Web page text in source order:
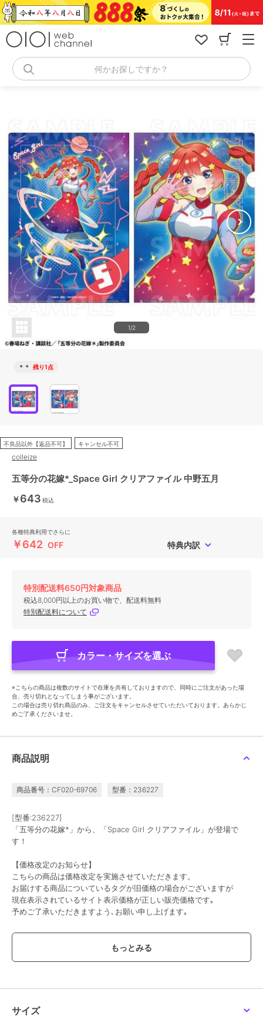
コ
ン
何かお探しですか？
1/2
＊＊ 残り1点
不良品以外【返品不可】 キャンセル不可
colleize
五等分の花嫁*_Space Girl クリアファイル 中野五月
￥643 税込
各種特典利用でさらに
￥642 OFF 特典内訳
特別配送料650円対象商品
税込8,000円以上のお買い物で、配送料無料
特別配送料について
カラー・サイズを選ぶ
※こちらの商品は複数のサイトで在庫を共有しておりますので、同時にご注文があった場
合、売り切れとなってしまう事がございます。
この場合は売り切れ商品のみ、ご注文をキャンセルさせていただいております。あらかじ
めご了承くださいませ。
商品説明
商品番号：CF020-69706 型番：236227
[型番:236227]
「五等分の花嫁*」から、「Space Girl クリアファイル」が登場で
す！
【価格改定のお知らせ】
こちらの商品は価格改定を実施させていただきます。
お届けする商品についているタグが旧価格の場合がございますが
現在表示されているサイト表示価格が正しい販売価格です｡
予めご了承いただきますよう､お願い申し上げます｡
ショップ コレイズ
商品カテゴリ
サイズ